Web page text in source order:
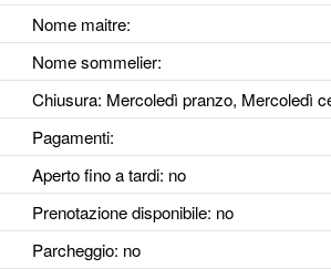
Nome maitre:
Nome sommelier:
Chiusura: Mercoledì pranzo, Mercoledì
Pagamenti:
Aperto fino a tardi: no
Prenotazione disponibile: no
Parcheggio: no